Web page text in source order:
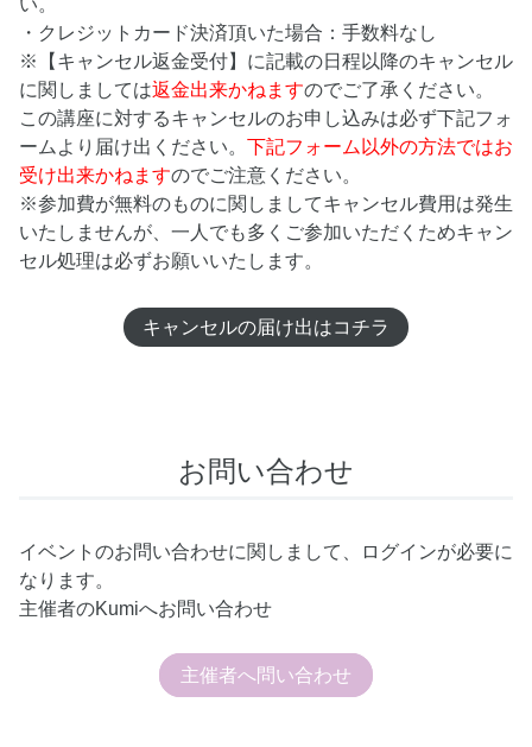
・クレジットカード決済頂いた場合：手数料なし
※【キャンセル返金受付】に記載の日程以降のキャンセル
に関しましては返金出来かねますのでご了承ください。
この講座に対するキャンセルのお申し込みは必ず下記フォ
ームより届け出ください。 下記フォーム以外の方法ではお
受け出来かねますのでご注意ください。
※参加費が無料のものに関しましてキャンセル費用は発生
いたしませんが、一人でも多くご参加いただくためキャン
セル処理は必ずお願いいたします。
キャンセルの届け出はコチラ
お問い合わせ
イベントのお問い合わせに関しまして、ログインが必要に
なります。
主催者のKumiへお問い合わせ
主催者へ問い合わせ